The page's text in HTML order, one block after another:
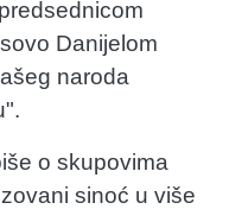
Danijelom
naroda
o skupovima
sinoć u više